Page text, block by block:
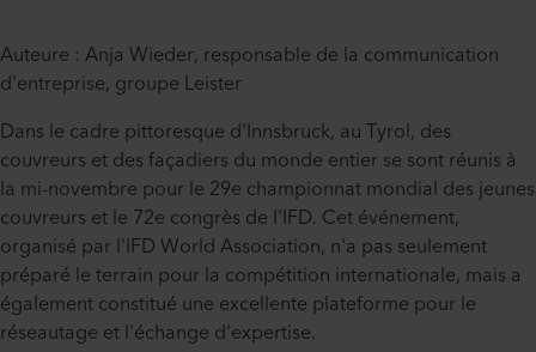
Auteure : Anja Wieder, responsable de la communication
d'entreprise, groupe Leister
Dans le cadre pittoresque d'Innsbruck, au Tyrol, des
couvreurs et des façadiers du monde entier se sont réunis à
la mi-novembre pour le 29e championnat mondial des jeunes
couvreurs et le 72e congrès de l'IFD. Cet événement,
organisé par l'IFD World Association, n'a pas seulement
préparé le terrain pour la compétition internationale, mais a
également constitué une excellente plateforme pour le
réseautage et l'échange d'expertise.